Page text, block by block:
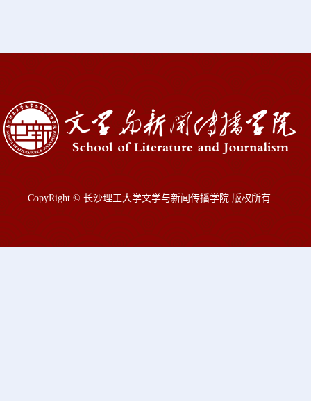
CopyRight © 长沙理工大学文学与新闻传播学院 版权所有